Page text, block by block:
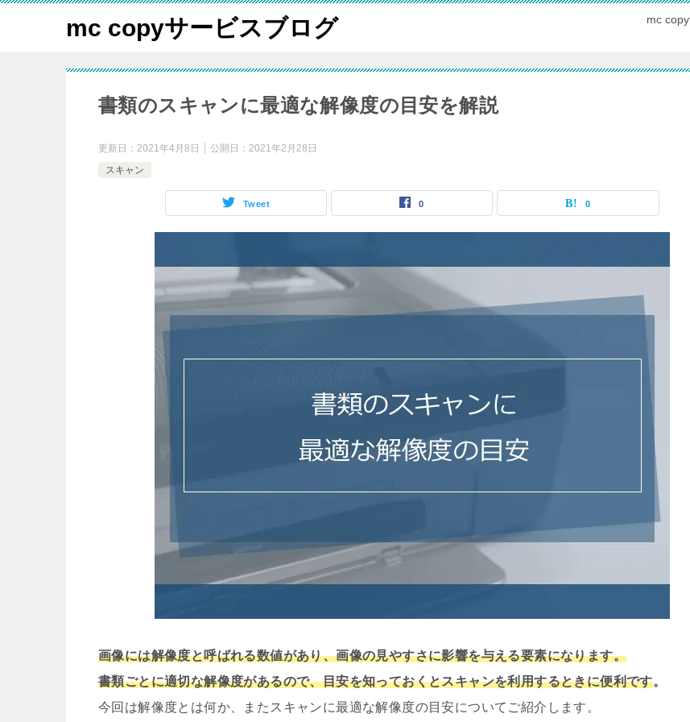
mc copyサービスブログ mc
書類のスキャンに最適な解像度の目安を解説
更新日： 2021年4月8日 公開日： 2021年2月28日
スキャン
Tweet 0 0
画像には解像度と呼ばれる数値があり、画像の見やすさに影響を与える要素になります。
書類ごとに適切な解像度があるので、目安を知っておくとスキャンを利用するときに便利です。
今回は解像度とは何か、またスキャンに最適な解像度の目安についてご紹介します。